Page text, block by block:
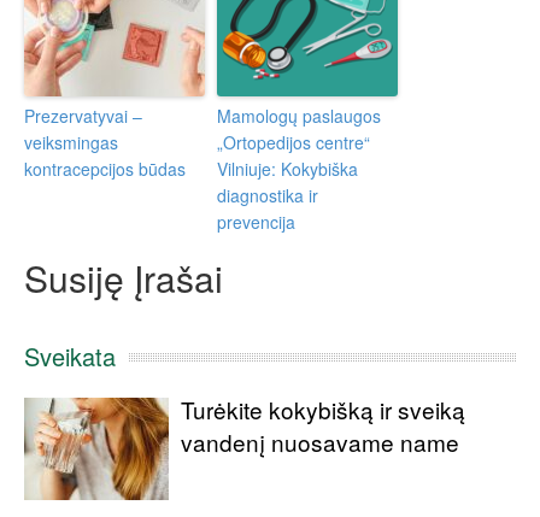
Prezervatyvai –
veiksmingas
kontracepcijos būdas
Mamologų paslaugos
„Ortopedijos centre“
Vilniuje: Kokybiška
diagnostika ir
prevencija
Susiję Įrašai
Sveikata
Turėkite kokybišką ir sveiką
vandenį nuosavame name